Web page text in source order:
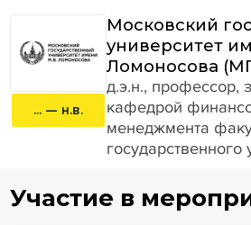
... — н.в.
Московский
университет
Ломоносова
д.э.н., профессор,
кафедрой
менеджмента
государственного
Участие в